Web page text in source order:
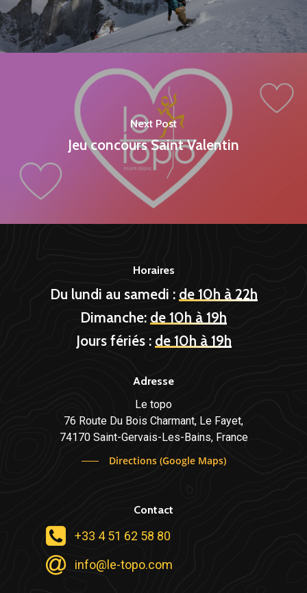
Next Post
Jeu concours Saint Valentin
Horaires
Du lundi au samedi : de 10h à 22h
Dimanche: de 10h à 19h
Jours fériés : de 10h à 19h
Adresse
Le topo
76 Route Du Bois Charmant, Le Fayet,
74170 Saint-Gervais-Les-Bains, France
Directions (Google Maps)
Contact
+33 4 51 62 58 80
info@le-topo.com